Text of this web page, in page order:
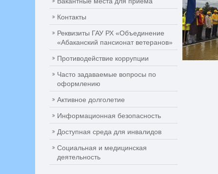
Контакты
Реквизиты ГАУ РХ «Объединение
«Абаканский пансионат ветеранов»
Противодействие коррупции
Часто задаваемые вопросы по
оформлению
Активное долголетие
Информационная безопасность
Доступная среда для инвалидов
Социальная и медицинская
деятельность